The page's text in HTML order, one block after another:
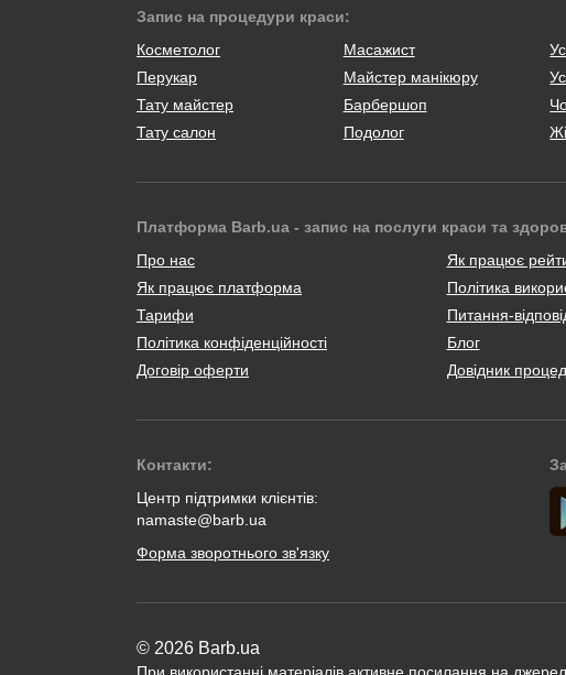
Запис на процедури краси:
Косметолог
Масажист
Перукар
Майстер манікюру
Тату майстер
Барбершоп
Тату салон
Подолог
Платформа Barb.ua - запис на послуги краси та
Про нас
Як працює платформа
Тарифи
Політика конфіденційності
Договір оферти
Як працює
Політика
Питання-
Блог
Довідник
Контакти:
Центр підтримки клієнтів:
namaste@barb.ua
Форма зворотнього зв'язку
© 2026 Barb.ua
При використанні матеріалів активне посилання на